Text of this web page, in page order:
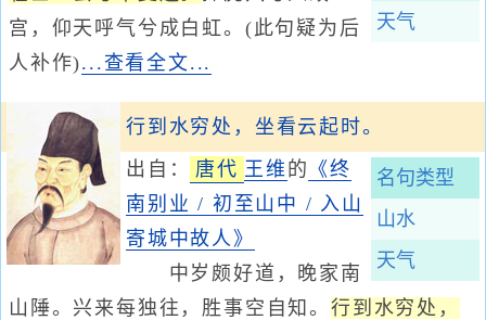
天气
宫，仰天呼气兮成白虹。(此句疑为后
人补作)...查看全文...
行到水穷处，坐看云起时。
名句类型
山水
天气
出自： 唐代 王维 的 《终
南别业 / 初至山中 / 入山
寄城中故人》
中岁颇好道，晚家南
山陲。兴来每独往，胜事空自知。 行到水穷处，